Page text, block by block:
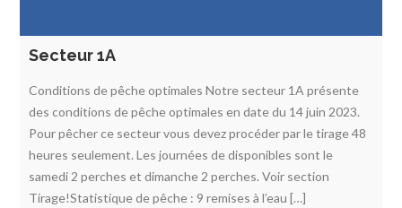
Secteur 1A
Conditions de pêche optimales Notre secteur 1A présente
des conditions de pêche optimales en date du 14 juin 2023.
Pour pêcher ce secteur vous devez procéder par le tirage 48
heures seulement. Les journées de disponibles sont le
samedi 2 perches et dimanche 2 perches. Voir section
Tirage!Statistique de pêche : 9 remises à l’eau […]